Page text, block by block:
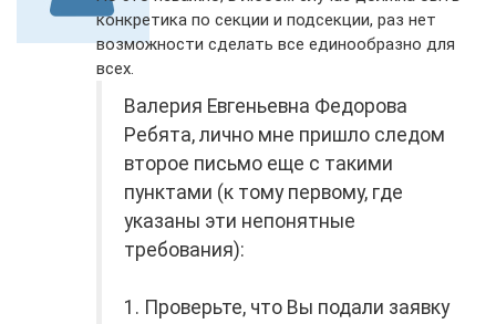
конкретика по секции и подсекции, раз нет
возможности сделать все единообразно для
всех.
Валерия Евгеньевна Федорова
Ребята, лично мне пришло следом
второе письмо еще с такими
пунктами (к тому первому, где
указаны эти непонятные
требования):
1. Проверьте, что Вы подали заявку